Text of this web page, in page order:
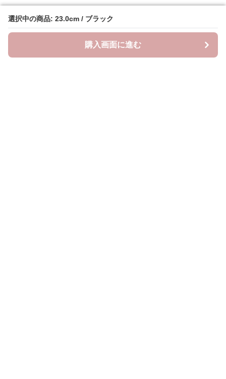
選択中の商品: 23.0cm / ブラック
購入画面に進む
選択中の商品: 23.0cm / ブラック
購入画面に進む